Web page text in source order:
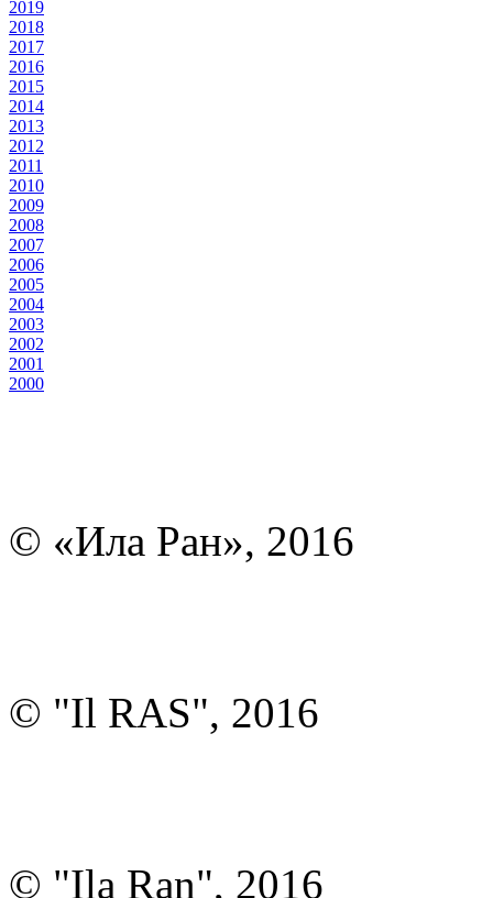
2019
2018
2017
2016
2015
2014
2013
2012
2011
2010
2009
2008
2007
2006
2005
2004
2003
2002
2001
2000
© «Ила Ран», 2016
© "Il RAS", 2016
© "Ila Ran", 2016